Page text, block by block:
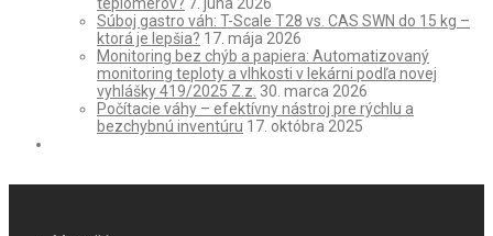
Súboj gastro váh: T-Scale T28 vs. CAS SWN do 15 kg –
ktorá je lepšia? 17. mája 2026
Monitoring bez chýb a papiera: Automatizovaný
monitoring teploty a vlhkosti v lekárni podľa novej
vyhlášky 419/2025 Z.z. 30. marca 2026
Počítacie váhy – efektívny nástroj pre rýchlu a
bezchybnú inventúru 17. októbra 2025